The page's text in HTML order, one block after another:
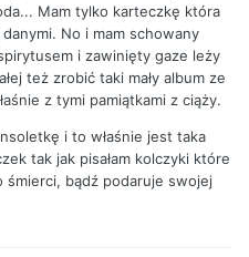
Mam tylko karteczkę która
danymi. No i mam schowany
i zawinięty gaze leży
też zrobić taki mały album ze
z tymi pamiątkami z ciąży.
i to właśnie jest taka
tak jak pisałam kolczyki które
śmierci, bądź podaruje swojej